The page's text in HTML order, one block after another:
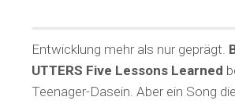
Entwicklung mehr als nur geprägt.
UTTERS Five Lessons Learned
Teenager-Dasein. Aber ein Song